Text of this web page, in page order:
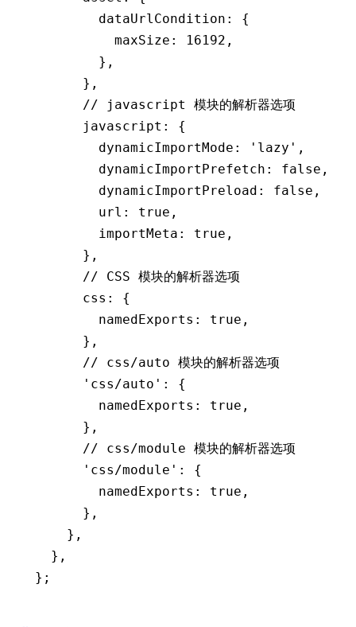
        dataUrlCondition
:
{
          maxSize
: 16192 ,
        }
,
      }
,
      // javascript 模块的解析器选项
      javascript
:
{
        dynamicImportMode
: 'lazy' ,
        dynamicImportPrefetch
: false ,
        dynamicImportPreload
: false ,
        url
: true ,
        importMeta
: true ,
      }
,
      // CSS 模块的解析器选项
      css
:
{
        namedExports
: true ,
      }
,
      // css/auto 模块的解析器选项
      'css/auto'
:
{
        namedExports
: true ,
      }
,
      // css/module 模块的解析器选项
      'css/module'
:
{
        namedExports
: true ,
      }
,
    }
,
  }
,
};